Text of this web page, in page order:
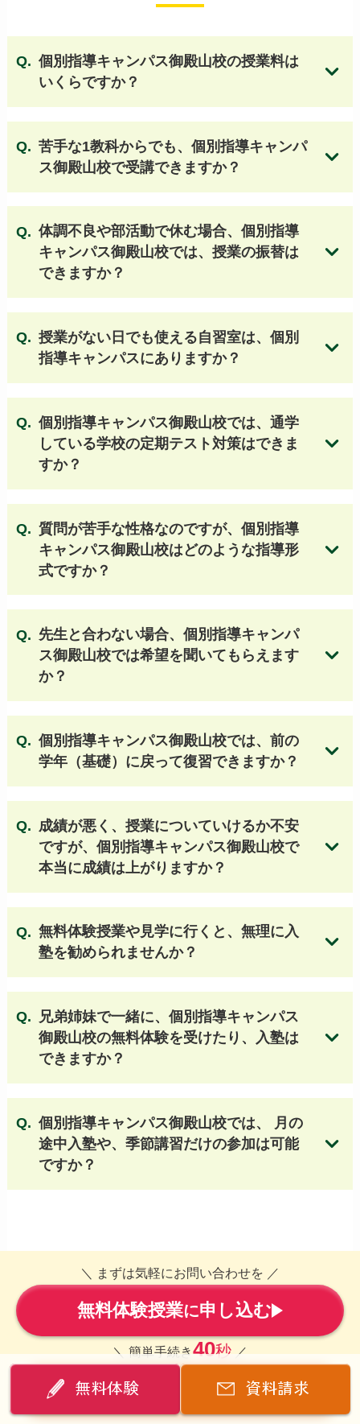
国立大阪教育大学附属天王寺校舎
国立大阪教育大学附属平野校舎
清教学園高等学校
清風高等学校
近畿大学附属高等学校
初芝富田林高等学校
箕面自由学園高等学校
追手門学院高等学校
関西大学第一高等学校
関西創価高等学校
帝塚山学院泉ヶ丘高等学校
関西大学高等部
上宮高等学校
関西大学北陽高等学校
金光八尾高等学校
早稲田大阪高等学校
大阪学芸高等学校
大阪公立大学工業高等専門学校
利晶学園大阪立命館高等学校
常翔啓光学園高等学校 他
個別指導キャンパス御殿山校の授業料は
いくらですか？
個別指導キャンパスの授業料はこちら
苦手な1教科からでも、個別指導キャンパ
ス御殿山校で受講できますか？
体調不良や部活動で休む場合、個別指導
キャンパス御殿山校では、授業の振替は
できますか？
授業がない日でも使える自習室は、個別
指導キャンパスにありますか？
個別指導キャンパス御殿山校では、通学
している学校の定期テスト対策はできま
すか？
質問が苦手な性格なのですが、個別指導
キャンパス御殿山校はどのような指導形
式ですか？
先生と合わない場合、個別指導キャンパ
ス御殿山校では希望を聞いてもらえます
か？
個別指導キャンパス御殿山校では、前の
学年（基礎）に戻って復習できますか？
成績が悪く、授業についていけるか不安
ですが、個別指導キャンパス御殿山校で
本当に成績は上がりますか？
成績保証制度についてはこちら
無料体験授業や見学に行くと、無理に入
塾を勧められませんか？
兄弟姉妹で一緒に、個別指導キャンパス
御殿山校の無料体験を受けたり、入塾は
できますか？
無料体験授業のお申し込みはこちら
個別指導キャンパス御殿山校では、 月の
途中入塾や、季節講習だけの参加は可能
ですか？
＼ まずは気軽にお問い合わせを ／
無料体験授業に申し込む
＼ 簡単手続き40秒／
資料請求 こちら
無料体験 資料請求